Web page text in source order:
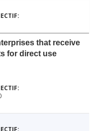
that receive
for direct use